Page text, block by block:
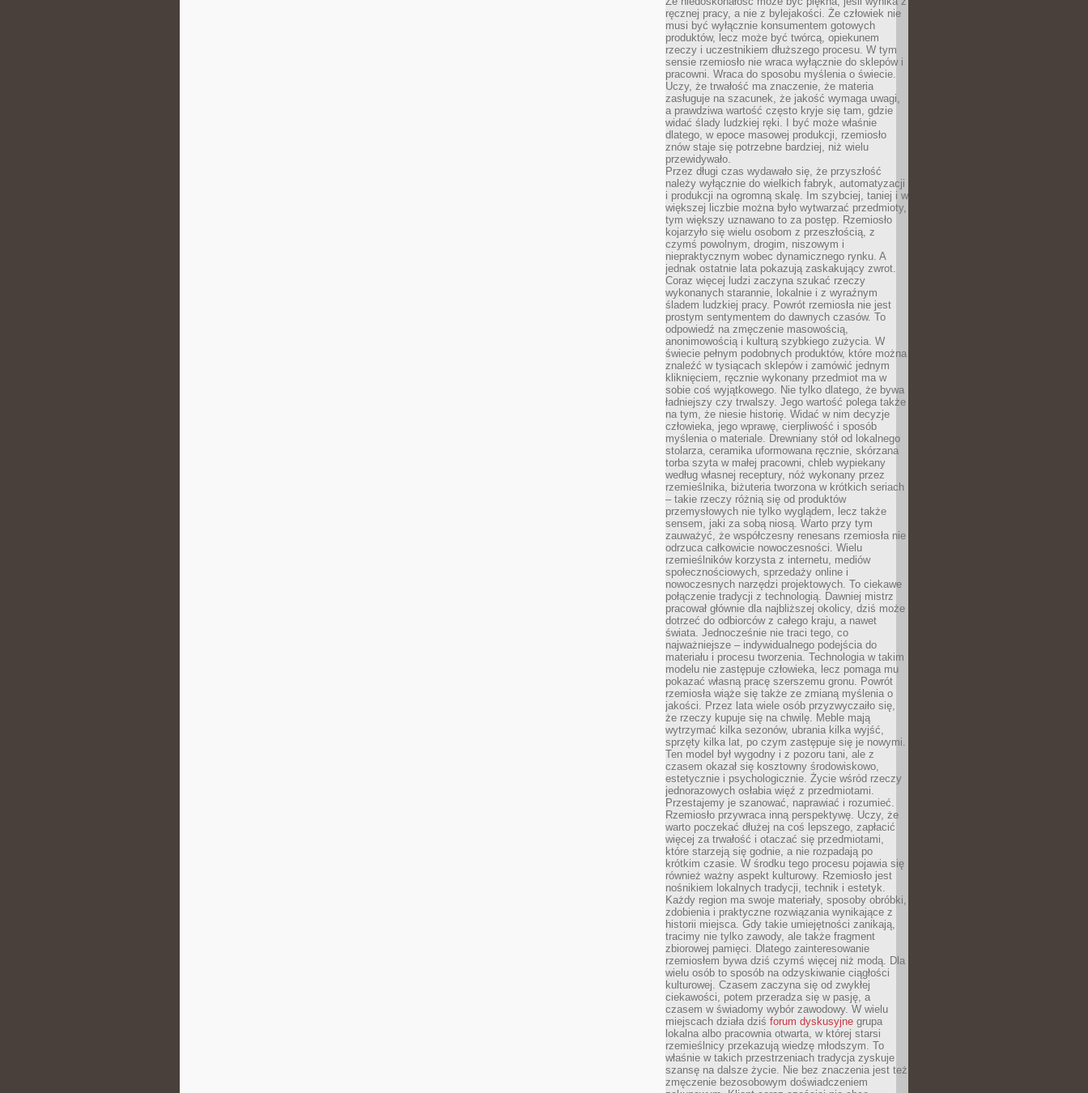
ręcznej pracy, a nie z bylejakości. Że człowiek nie
musi być wyłącznie konsumentem gotowych
produktów, lecz może być twórcą, opiekunem
rzeczy i uczestnikiem dłuższego procesu. W tym
sensie rzemiosło nie wraca wyłącznie do sklepów i
pracowni. Wraca do sposobu myślenia o świecie.
Uczy, że trwałość ma znaczenie, że materia
zasługuje na szacunek, że jakość wymaga uwagi,
a prawdziwa wartość często kryje się tam, gdzie
widać ślady ludzkiej ręki. I być może właśnie
dlatego, w epoce masowej produkcji, rzemiosło
znów staje się potrzebne bardziej, niż wielu
przewidywało.
Przez długi czas wydawało się, że przyszłość
należy wyłącznie do wielkich fabryk, automatyzacji
i produkcji na ogromną skalę. Im szybciej, taniej i w
większej liczbie można było wytwarzać przedmioty,
tym większy uznawano to za postęp. Rzemiosło
kojarzyło się wielu osobom z przeszłością, z
czymś powolnym, drogim, niszowym i
niepraktycznym wobec dynamicznego rynku. A
jednak ostatnie lata pokazują zaskakujący zwrot.
Coraz więcej ludzi zaczyna szukać rzeczy
wykonanych starannie, lokalnie i z wyraźnym
śladem ludzkiej pracy. Powrót rzemiosła nie jest
prostym sentymentem do dawnych czasów. To
odpowiedź na zmęczenie masowością,
anonimowością i kulturą szybkiego zużycia. W
świecie pełnym podobnych produktów, które można
znaleźć w tysiącach sklepów i zamówić jednym
kliknięciem, ręcznie wykonany przedmiot ma w
sobie coś wyjątkowego. Nie tylko dlatego, że bywa
ładniejszy czy trwalszy. Jego wartość polega także
na tym, że niesie historię. Widać w nim decyzje
człowieka, jego wprawę, cierpliwość i sposób
myślenia o materiale. Drewniany stół od lokalnego
stolarza, ceramika uformowana ręcznie, skórzana
torba szyta w małej pracowni, chleb wypiekany
według własnej receptury, nóż wykonany przez
rzemieślnika, biżuteria tworzona w krótkich seriach
– takie rzeczy różnią się od produktów
przemysłowych nie tylko wyglądem, lecz także
sensem, jaki za sobą niosą. Warto przy tym
zauważyć, że współczesny renesans rzemiosła nie
odrzuca całkowicie nowoczesności. Wielu
rzemieślników korzysta z internetu, mediów
społecznościowych, sprzedaży online i
nowoczesnych narzędzi projektowych. To ciekawe
połączenie tradycji z technologią. Dawniej mistrz
pracował głównie dla najbliższej okolicy, dziś może
dotrzeć do odbiorców z całego kraju, a nawet
świata. Jednocześnie nie traci tego, co
najważniejsze – indywidualnego podejścia do
materiału i procesu tworzenia. Technologia w takim
modelu nie zastępuje człowieka, lecz pomaga mu
pokazać własną pracę szerszemu gronu. Powrót
rzemiosła wiąże się także ze zmianą myślenia o
jakości. Przez lata wiele osób przyzwyczaiło się,
że rzeczy kupuje się na chwilę. Meble mają
wytrzymać kilka sezonów, ubrania kilka wyjść,
sprzęty kilka lat, po czym zastępuje się je nowymi.
Ten model był wygodny i z pozoru tani, ale z
czasem okazał się kosztowny środowiskowo,
estetycznie i psychologicznie. Życie wśród rzeczy
jednorazowych osłabia więź z przedmiotami.
Przestajemy je szanować, naprawiać i rozumieć.
Rzemiosło przywraca inną perspektywę. Uczy, że
warto poczekać dłużej na coś lepszego, zapłacić
więcej za trwałość i otaczać się przedmiotami,
które starzeją się godnie, a nie rozpadają po
krótkim czasie. W środku tego procesu pojawia się
również ważny aspekt kulturowy. Rzemiosło jest
nośnikiem lokalnych tradycji, technik i estetyk.
Każdy region ma swoje materiały, sposoby obróbki,
zdobienia i praktyczne rozwiązania wynikające z
historii miejsca. Gdy takie umiejętności zanikają,
tracimy nie tylko zawody, ale także fragment
zbiorowej pamięci. Dlatego zainteresowanie
rzemiosłem bywa dziś czymś więcej niż modą. Dla
wielu osób to sposób na odzyskiwanie ciągłości
kulturowej. Czasem zaczyna się od zwykłej
ciekawości, potem przeradza się w pasję, a
czasem w świadomy wybór zawodowy. W wielu
miejscach działa dziś forum dyskusyjne grupa
lokalna albo pracownia otwarta, w której starsi
rzemieślnicy przekazują wiedzę młodszym. To
właśnie w takich przestrzeniach tradycja zyskuje
szansę na dalsze życie. Nie bez znaczenia jest też
zmęczenie bezosobowym doświadczeniem